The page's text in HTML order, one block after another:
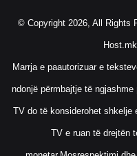
© Copyright 2026, All
Host.mk
Marrja e paautorizuar e
ndonjë përmbajtje të
TV do të konsiderohet shkelje
TV e ruan të drejtën